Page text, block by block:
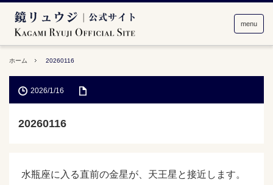
menu
ホーム 20260116
2026/1/16
20260116
水瓶座に入る直前の金星が、天王星と接近します。